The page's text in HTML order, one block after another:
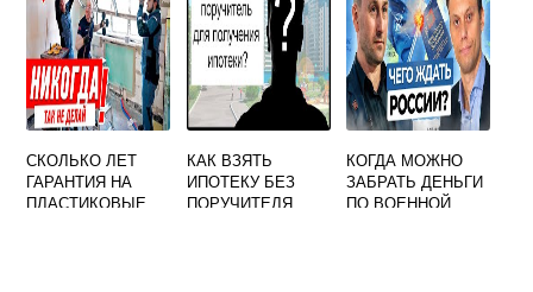
СКОЛЬКО ЛЕТ
ГАРАНТИЯ НА
ПЛАСТИКОВЫЕ
КАК ВЗЯТЬ
ИПОТЕКУ БЕЗ
ПОРУЧИТЕЛЯ
КОГДА МОЖНО
ЗАБРАТЬ ДЕНЬГИ
ПО ВОЕННОЙ